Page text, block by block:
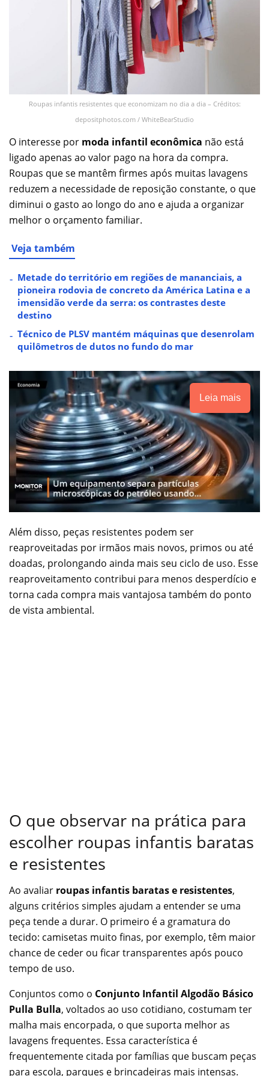
Roupas infantis resistentes que economizam no dia a dia – Créditos:
depositphotos.com / WhiteBearStudio
O interesse por moda infantil econômica não está
ligado apenas ao valor pago na hora da compra.
Roupas que se mantêm firmes após muitas lavagens
reduzem a necessidade de reposição constante, o que
diminui o gasto ao longo do ano e ajuda a organizar
melhor o orçamento familiar.
Veja também
Metade do território em regiões de mananciais, a
pioneira rodovia de concreto da América Latina e a
imensidão verde da serra: os contrastes deste
destino
Técnico de PLSV mantém máquinas que desenrolam
quilômetros de dutos no fundo do mar
Leia mais
Além disso, peças resistentes podem ser
reaproveitadas por irmãos mais novos, primos ou até
doadas, prolongando ainda mais seu ciclo de uso. Esse
reaproveitamento contribui para menos desperdício e
torna cada compra mais vantajosa também do ponto
de vista ambiental.
O que observar na prática para
escolher roupas infantis baratas
e resistentes
Ao avaliar roupas infantis baratas e resistentes,
alguns critérios simples ajudam a entender se uma
peça tende a durar. O primeiro é a gramatura do
tecido: camisetas muito finas, por exemplo, têm maior
chance de ceder ou ficar transparentes após pouco
tempo de uso.
Conjuntos como o Conjunto Infantil Algodão Básico
Pulla Bulla, voltados ao uso cotidiano, costumam ter
malha mais encorpada, o que suporta melhor as
lavagens frequentes. Essa característica é
frequentemente citada por famílias que buscam peças
para escola, parques e brincadeiras mais intensas.